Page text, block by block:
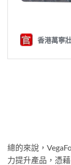
總的來說，
力提升產品，憑